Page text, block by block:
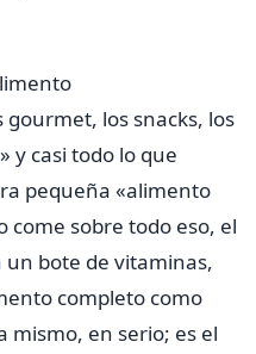
gourmet, los snacks, los
y casi todo lo que
pequeña «alimento
come sobre todo eso, el
bote de vitaminas,
completo como
mismo, en serio; es el